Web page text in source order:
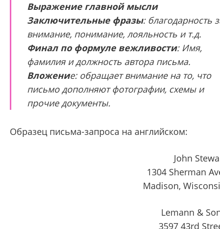
Выражение главной мысли
Заключительные фразы: благодарность
внимание, понимание, лояльность и т.д.
Финал по формуле вежливости: Имя,
фамилия и должность автора письма.
Вложение: обращает внимание на то, что
письмо дополняют фотографии, схемы и
прочие документы.
Образец письма-запроса на английском:
John
1304 Sherman
Madison,
Lemann &
3597 43rd